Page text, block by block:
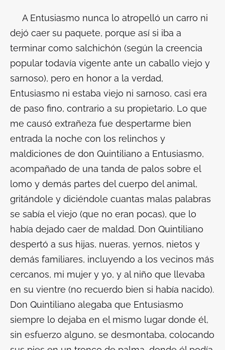
A Entusiasmo nunca lo atropelló un carro ni
dejó caer su paquete, porque así si iba a
terminar como salchichón (según la creencia
popular todavía vigente ante un caballo viejo y
sarnoso), pero en honor a la verdad,
Entusiasmo ni estaba viejo ni sarnoso, casi era
de paso fino, contrario a su propietario. Lo que
me causó extrañeza fue despertarme bien
entrada la noche con los relinchos y
maldiciones de don Quintiliano a Entusiasmo,
acompañado de una tanda de palos sobre el
lomo y demás partes del cuerpo del animal,
gritándole y diciéndole cuantas malas palabras
se sabía el viejo (que no eran pocas), que lo
había dejado caer de maldad. Don Quintiliano
despertó a sus hijas, nueras, yernos, nietos y
demás familiares, incluyendo a los vecinos más
cercanos, mi mujer y yo, y al niño que llevaba
en su vientre (no recuerdo bien si había nacido).
Don Quintiliano alegaba que Entusiasmo
siempre lo dejaba en el mismo lugar donde él,
sin esfuerzo alguno, se desmontaba, colocando